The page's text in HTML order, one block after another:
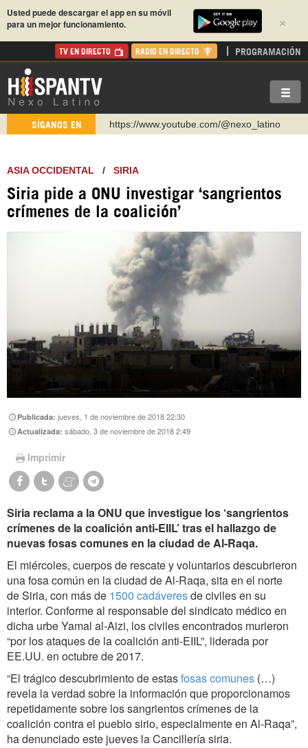
×
Usted puede descargar el app en su móvil
para un mejor funcionamiento.
TV EN DIRECTO RADIO EN DIRECTO PROGRAMACIÓN
SÍGANOS EN
https://www.youtube.com/@nexo_latino
https://t.me/hispantvcanal
https://urmedium.com/c/hispantv
WhatsApp y Viber: +98 921 79 29 404
https://www.facebook.com/Nexolatino.Canal
ASIA OCCIDENTAL / SIRIA
Siria pide a ONU investigar ‘sangrientos
crímenes de la coalición’
Publicada:jueves, 1 de noviembre de 2018 22:30
Actualizada:sábado, 3 de noviembre de 2018 2:49
Imprimir
Siria reclama a la ONU que investigue los ‘sangrientos
crímenes de la coalición anti-EIIL’ tras el hallazgo de
nuevas fosas comunes en la ciudad de Al-Raqa.
El miércoles, cuerpos de rescate y voluntarios descubrieron
una fosa común en la ciudad de Al-Raqa, sita en el norte
de Siria, con más de 1500 cadáveresde civiles en su
interior. Conforme al responsable del sindicato médico en
dicha urbe Yamal al-Aizi, los civiles encontrados murieron
“por los ataques de la coalición anti-EIIL”, liderada por
EE.UU. en octubre de 2017.
“El trágico descubrimiento de estasfosas comunes (…)
revela la verdad sobre la información que proporcionamos
repetidamente sobre los sangrientos crímenes de la
coalición contra el pueblo sirio, especialmente en Al-Raqa”,
ha denunciado este jueves la Cancillería siria.